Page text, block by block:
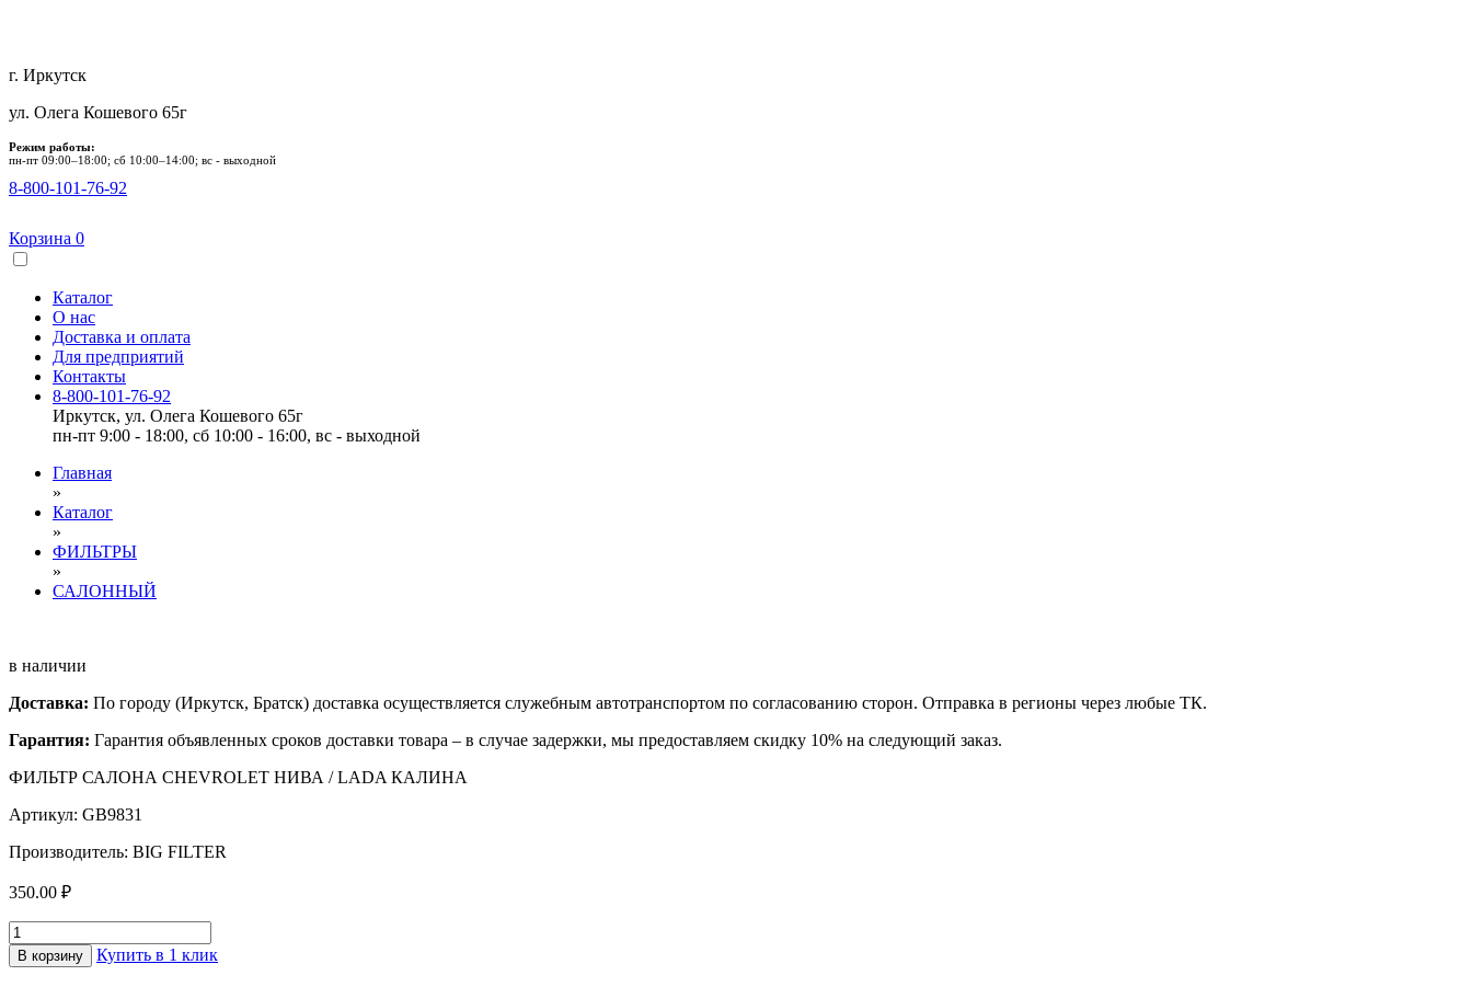
г. Иркутск
ул. Олега Кошевого 65г
Режим работы:
пн-пт 09:00–18:00; сб 10:00–14:00; вс - выходной
8-800-101-76-92
Корзина 0
Каталог
О нас
Доставка и оплата
Для предприятий
Контакты
8-800-101-76-92
Иркутск, ул. Олега Кошевого 65г
пн-пт 9:00 - 18:00, сб 10:00 - 16:00, вс - выходной
Главная
»
Каталог
»
ФИЛЬТРЫ
»
САЛОННЫЙ
в наличии
Доставка: По городу (Иркутск, Братск) доставка осуществляется служебным автотранспортом по согласованию сторон. Отправка в регионы через любые ТК.
Гарантия: Гарантия объявленных сроков доставки товара – в случае задержки, мы предоставляем скидку 10% на следующий заказ.
ФИЛЬТР САЛОНА CHEVROLET НИВА / LADA КАЛИНА
Артикул: GB9831
Производитель: BIG FILTER
350.00 ₽
В корзину Купить в 1 клик